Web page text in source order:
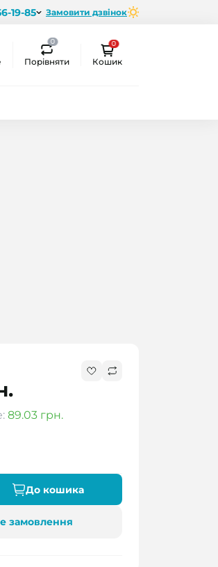
19-85 Замовити дзвінок
0
Порівняти
0
Кошик
89.03 грн.
До кошика
замовлення